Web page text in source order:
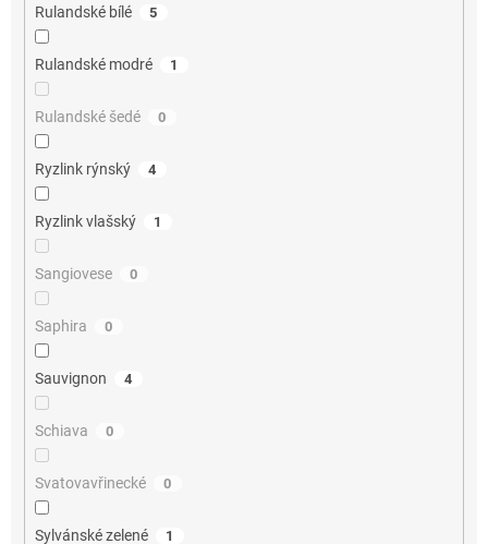
Rulandské bílé 5
Rulandské modré 1
Rulandské šedé 0
Ryzlink rýnský 4
Ryzlink vlašský 1
Sangiovese 0
Saphira 0
Sauvignon 4
Schiava 0
Svatovavřinecké 0
Sylvánské zelené 1